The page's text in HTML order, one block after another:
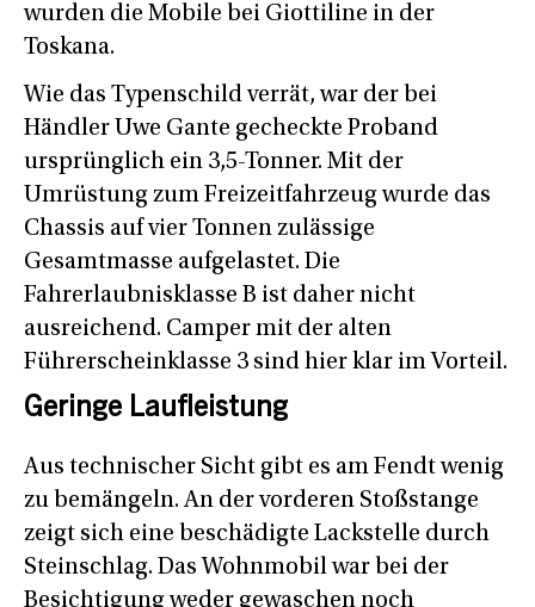
wurden die Mobile bei Giottiline in der
Toskana.
Wie das Typenschild verrät, war der bei
Händler Uwe Gante gecheckte Proband
ursprünglich ein 3,5-Tonner. Mit der
Umrüstung zum Freizeitfahrzeug wurde das
Chassis auf vier Tonnen zulässige
Gesamtmasse aufgelastet. Die
Fahrerlaubnisklasse B ist daher nicht
ausreichend. Camper mit der alten
Führerscheinklasse 3 sind hier klar im Vorteil.
Geringe Laufleistung
Aus technischer Sicht gibt es am Fendt wenig
zu bemängeln. An der vorderen Stoßstange
zeigt sich eine beschädigte Lackstelle durch
Steinschlag. Das Wohnmobil war bei der
Besichtigung weder gewaschen noch